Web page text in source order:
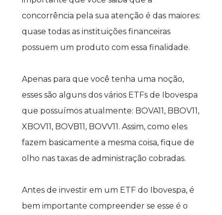
concorrência pela sua atenção é das maiores:
quase todas as instituições financeiras
possuem um produto com essa finalidade.
Apenas para que você tenha uma noção,
esses são alguns dos vários ETFs de Ibovespa
que possuímos atualmente: BOVA11, BBOV11,
XBOV11, BOVB11, BOVV11. Assim, como eles
fazem basicamente a mesma coisa, fique de
olho nas taxas de administração cobradas.
Antes de investir em um ETF do Ibovespa, é
bem importante compreender se esse é o